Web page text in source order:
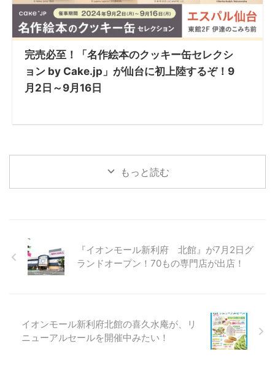
完売必至！「名作絵本のクッキー缶セレクシ
ョン by Cake.jp」が仙台に初上陸するぞ！9
月2日～9月16日
もっと読む
『イオンモール新利府 北館』が7月2日グ
ランドオープン！70もの専門店が出店！
イオンモール新利府北館の喜久水庵が、リ
ニューアルセールを開催中みたい！